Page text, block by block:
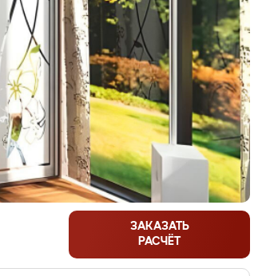
ЗАКАЗАТЬ
РАСЧЁТ